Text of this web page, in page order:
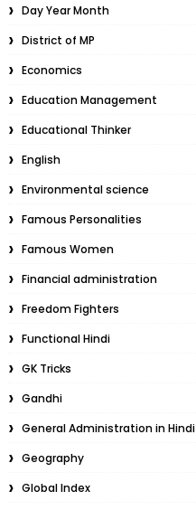
Day Year Month
District of MP
Economics
Education Management
Educational Thinker
English
Environmental science
Famous Personalities
Famous Women
Financial administration
Freedom Fighters
Functional Hindi
GK Tricks
Gandhi
General Administration in Hindi
Geography
Global Index